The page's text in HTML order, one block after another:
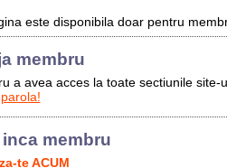
este disponibila doar pentru
membru
a avea acces la toate sectiunile site-
membru
te ACUM